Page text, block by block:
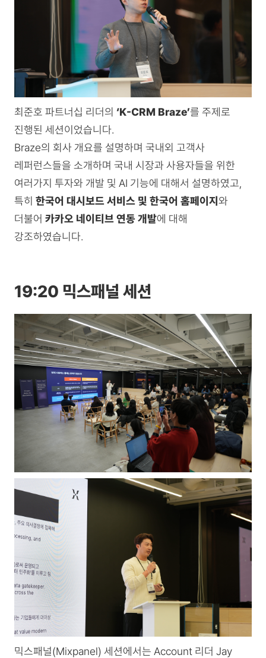
최준호 파트너십 리더의 ‘K-CRM Braze’를 주제로
진행된 세션이었습니다.
Braze의 회사 개요를 설명하며 국내외 고객사
레퍼런스들을 소개하며 국내 시장과 사용자들을 위한
여러가지 투자와 개발 및 AI 기능에 대해서 설명하였고,
특히 한국어 대시보드 서비스 및 한국어 홈페이지와
더불어 카카오 네이티브 연동 개발에 대해
강조하였습니다.
19:20 믹스패널 세션
믹스패널(Mixpanel) 세션에서는 Account 리더 Jay